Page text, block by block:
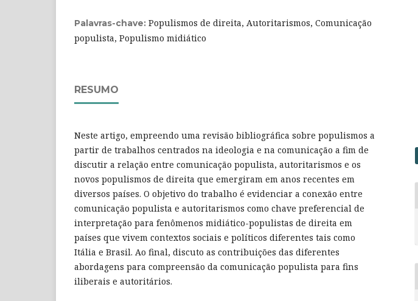
Palavras-chave: Populismos de direita, Autoritarismos, Comunicação
populista, Populismo midiático
RESUMO
Neste artigo, empreendo uma revisão bibliográfica sobre populismos a
partir de trabalhos centrados na ideologia e na comunicação a fim de
discutir a relação entre comunicação populista, autoritarismos e os
novos populismos de direita que emergiram em anos recentes em
diversos países. O objetivo do trabalho é evidenciar a conexão entre
comunicação populista e autoritarismos como chave preferencial de
interpretação para fenômenos midiático-populistas de direita em
países que vivem contextos sociais e políticos diferentes tais como
Itália e Brasil. Ao final, discuto as contribuições das diferentes
abordagens para compreensão da comunicação populista para fins
iliberais e autoritários.